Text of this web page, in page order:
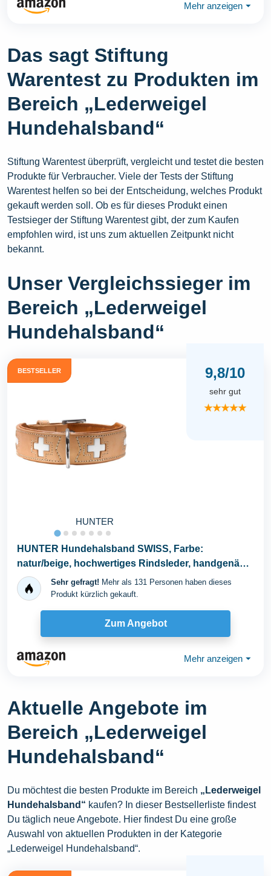
Mehr anzeigen ⏷
Das sagt Stiftung
Warentest zu Produkten im
Bereich „Lederweigel
Hundehalsband“
Stiftung Warentest überprüft, vergleicht und testet die besten
Produkte für Verbraucher. Viele der Tests der Stiftung
Warentest helfen so bei der Entscheidung, welches Produkt
gekauft werden soll. Ob es für dieses Produkt einen
Testsieger der Stiftung Warentest gibt, der zum Kaufen
empfohlen wird, ist uns zum aktuellen Zeitpunkt nicht
bekannt.
Unser Vergleichssieger im
Bereich „Lederweigel
Hundehalsband“
BESTSELLER
HUNTER
9,8/10
sehr gut
★★★★★
HUNTER Hundehalsband SWISS, Farbe:
natur/beige, hochwertiges Rindsleder, handgenäht,
schweizer...Sehr gefragt! Mehr als 131 Personen haben dieses
Produkt kürzlich gekauft.
Zum Angebot
Mehr anzeigen ⏷
Aktuelle Angebote im
Bereich „Lederweigel
Hundehalsband“
Du möchtest die besten Produkte im Bereich „Lederweigel
Hundehalsband“ kaufen? In dieser Bestsellerliste findest
Du täglich neue Angebote. Hier findest Du eine große
Auswahl von aktuellen Produkten in der Kategorie
„Lederweigel Hundehalsband“.